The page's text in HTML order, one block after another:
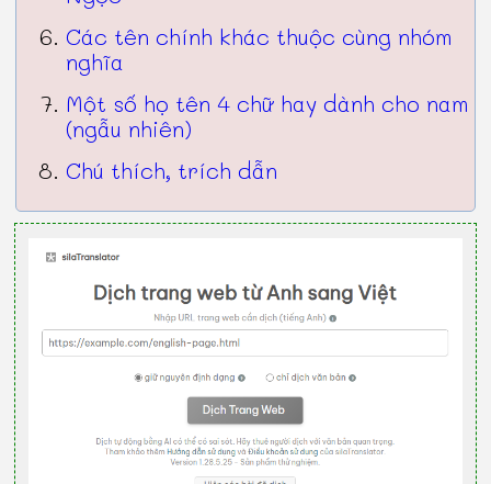
Các tên chính khác thuộc cùng nhóm
nghĩa
Một số họ tên 4 chữ hay dành cho nam
(ngẫu nhiên)
Chú thích, trích dẫn